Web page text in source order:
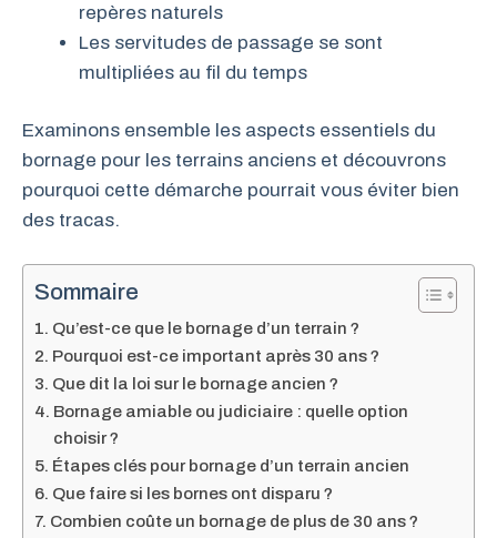
repères naturels
Les servitudes de passage se sont
multipliées au fil du temps
Examinons ensemble les aspects essentiels du
bornage pour les terrains anciens et découvrons
pourquoi cette démarche pourrait vous éviter bien
des tracas.
Sommaire
Qu’est-ce que le bornage d’un terrain ?
Pourquoi est-ce important après 30 ans ?
Que dit la loi sur le bornage ancien ?
Bornage amiable ou judiciaire : quelle option
choisir ?
Étapes clés pour bornage d’un terrain ancien
Que faire si les bornes ont disparu ?
Combien coûte un bornage de plus de 30 ans ?